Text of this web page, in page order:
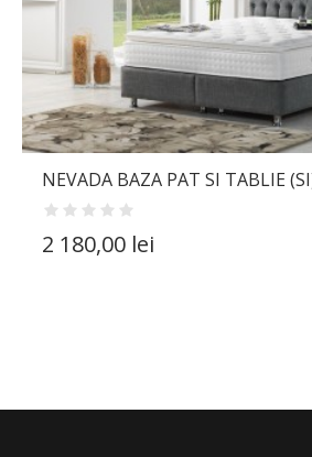
CLIMEXTRA NOPTIERA SMART
2 540,00 lei
NEVADA BAZA PAT SI TABLIE
2 180,00 lei